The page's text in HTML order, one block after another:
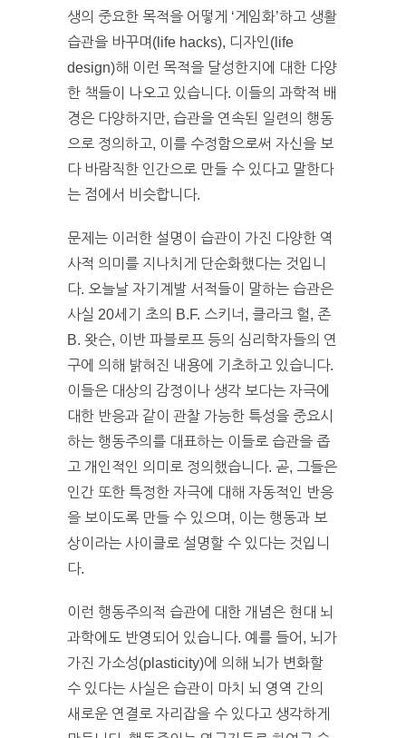
생의 중요한 목적을 어떻게 ‘게임화’하고 생활
습관을 바꾸며(life hacks), 디자인(life
design)해 이런 목적을 달성한지에 대한 다양
한 책들이 나오고 있습니다. 이들의 과학적 배
경은 다양하지만, 습관을 연속된 일련의 행동
으로 정의하고, 이를 수정함으로써 자신을 보
다 바람직한 인간으로 만들 수 있다고 말한다
는 점에서 비슷합니다.
문제는 이러한 설명이 습관이 가진 다양한 역
사적 의미를 지나치게 단순화했다는 것입니
다. 오늘날 자기계발 서적들이 말하는 습관은
사실 20세기 초의 B.F. 스키너, 클라크 헐, 존
B. 왓슨, 이반 파블로프 등의 심리학자들의 연
구에 의해 밝혀진 내용에 기초하고 있습니다.
이들은 대상의 감정이나 생각 보다는 자극에
대한 반응과 같이 관찰 가능한 특성을 중요시
하는 행동주의를 대표하는 이들로 습관을 좁
고 개인적인 의미로 정의했습니다. 곧, 그들은
인간 또한 특정한 자극에 대해 자동적인 반응
을 보이도록 만들 수 있으며, 이는 행동과 보
상이라는 사이클로 설명할 수 있다는 것입니
다.
이런 행동주의적 습관에 대한 개념은 현대 뇌
과학에도 반영되어 있습니다. 예를 들어, 뇌가
가진 가소성(plasticity)에 의해 뇌가 변화할
수 있다는 사실은 습관이 마치 뇌 영역 간의
새로운 연결로 자리잡을 수 있다고 생각하게